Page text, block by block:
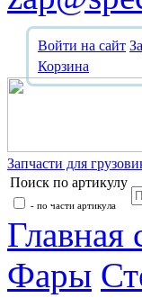
Войти на сайт
Корзина
Запчасти для
Поиск по артикулу
- по части артикула
Главная
Фары